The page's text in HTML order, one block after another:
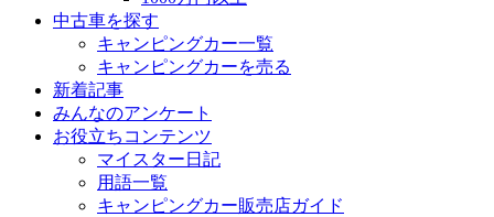
中古車を探す
キャンピングカー一覧
キャンピングカーを売る
新着記事
みんなのアンケート
お役立ちコンテンツ
マイスター日記
用語一覧
キャンピングカー販売店ガイド